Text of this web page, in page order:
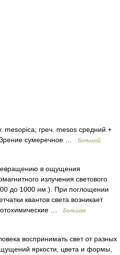
mesopica; греч. mesos средний +
сумеречное …
Большой
в ощущения
излучения светового
до 1000 нм.). При поглощении
квантов света возникает
…
Большая
воспринимать свет от разных
яркости, цвета и формы,